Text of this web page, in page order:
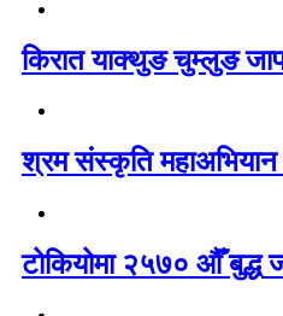
किरात याक्थुङ चुम्लुङ
श्रम संस्कृति महाअभियान
टोकियोमा २५७० औँ बुद्ध